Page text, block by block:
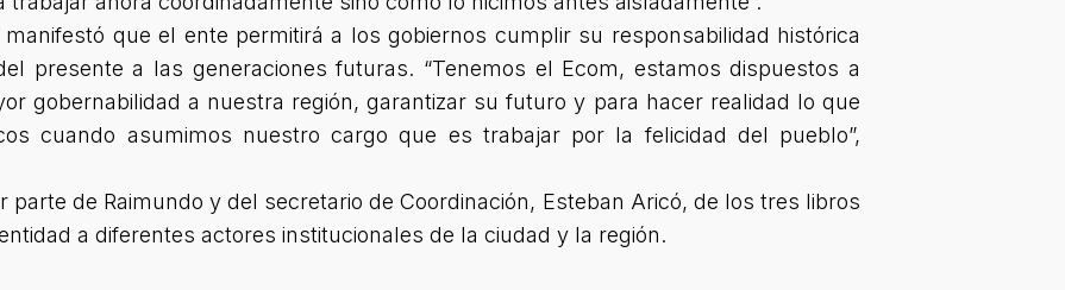
que el ente permitirá a los gobiernos cumplir su responsabilidad histórica
presente a las generaciones futuras. “Tenemos el Ecom, estamos dispuestos a
gobernabilidad a nuestra región, garantizar su futuro y para hacer realidad lo que
cuando asumimos nuestro cargo que es trabajar por la felicidad del pueblo”,
parte de Raimundo y del secretario de Coordinación, Esteban Aricó, de los tres libros
a diferentes actores institucionales de la ciudad y la región.